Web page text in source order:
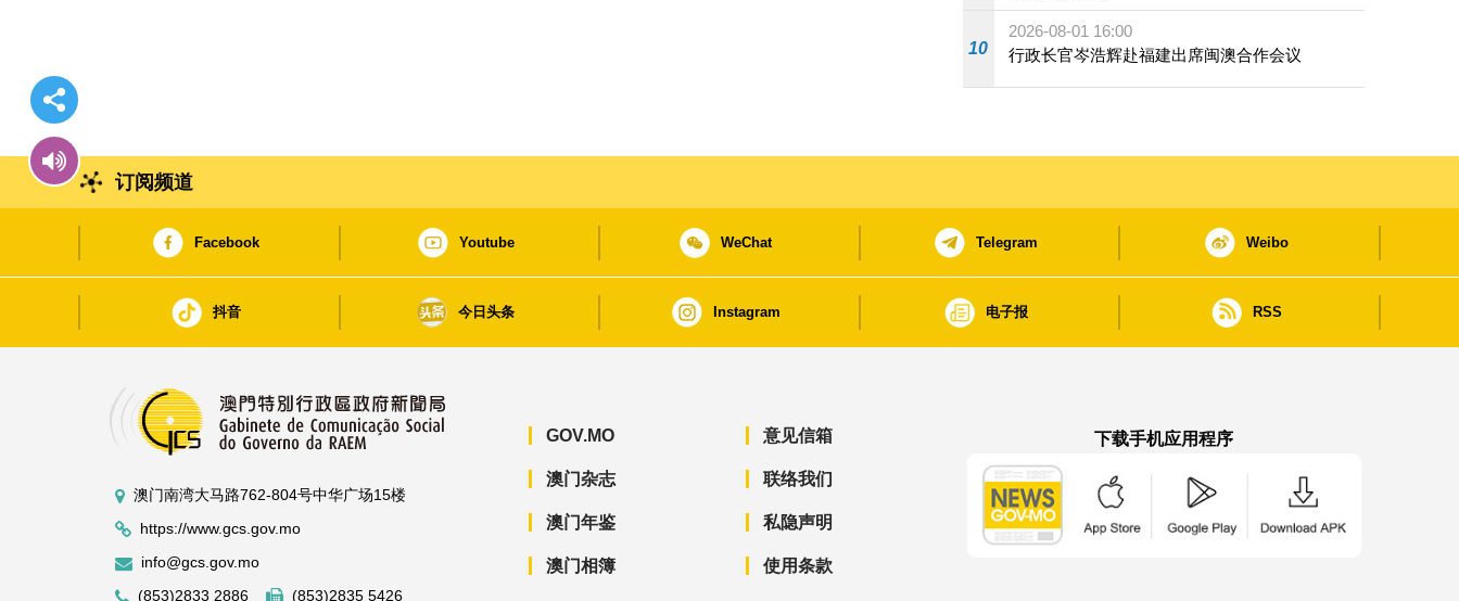
10
2026-08-01 16:00
行政长官岑浩辉赴福建出席闽澳合作会议
订阅频道
Facebook Youtube WeChat Telegram Weibo
抖音 今日头条 Instagram 电子报 RSS
澳门南湾大马路762-804号中华广场15楼
https://www.gcs.gov.mo
info@gcs.gov.mo
(853)2833 2886
(853)2835 5426
GOV.MO
澳门杂志
澳门年鉴
澳门相簿
意见信箱
联络我们
私隐声明
使用条款
下载手机应用程序